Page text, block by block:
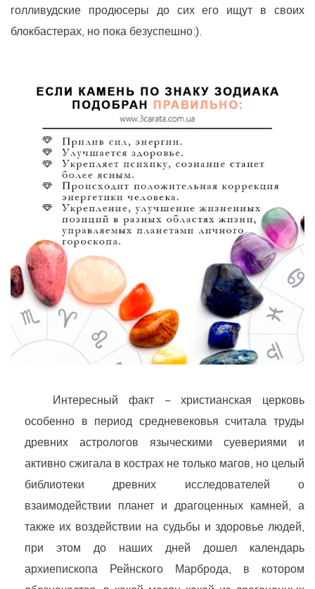
голливудские продюсеры до сих его ищут в своих
блокбастерах, но пока безуспешно:).
Интересный факт − христианская церковь
особенно в период средневековья считала труды
древних астрологов языческими суевериями и
активно сжигала в кострах не только магов, но целый
библиотеки древних исследователей о
взаимодействии планет и драгоценных камней, а
также их воздействии на судьбы и здоровье людей,
при этом до наших дней дошел календарь
архиепископа Рейнского Марброда, в котором